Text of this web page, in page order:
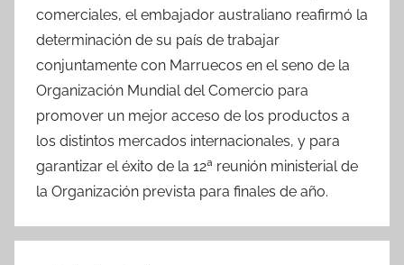
comerciales, el embajador australiano reafirmó la
determinación de su país de trabajar
conjuntamente con Marruecos en el seno de la
Organización Mundial del Comercio para
promover un mejor acceso de los productos a
los distintos mercados internacionales, y para
garantizar el éxito de la 12ª reunión ministerial de
la Organización prevista para finales de año.